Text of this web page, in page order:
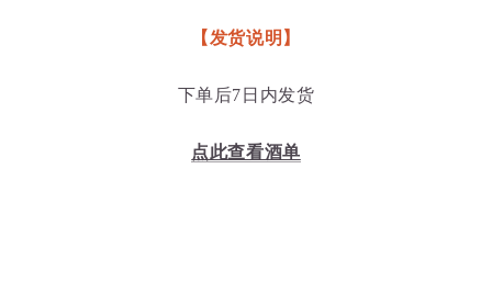
【发货说明】
下单后7日内发货
点此查看酒单